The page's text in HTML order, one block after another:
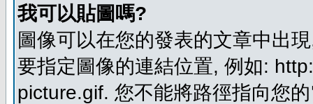
我可以貼圖嗎?
圖像可以在您的發表的文章中出
要指定圖像的連結位置, 例如:
picture.gif. 您不能將路徑指向您